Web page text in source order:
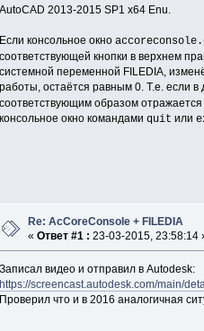
AutoCAD 2013-2015 SP1 x64 Enu.
Если консольное окно
соответствующей кнопки в верхнем
системной переменной FILEDIA,
работы, остаётся равным 0. Т.е. если
соответствующим образом
консольное окно командами quit или
Re: AcCoreConsole + FILEDIA
« Ответ #1 : 23-03-2015, 23:58:14
Записал видео и отправил в Autodesk:
https://screencast.autodesk.com/main/
Проверил что и в 2016 аналогичная